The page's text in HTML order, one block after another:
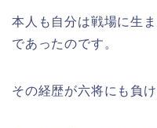
本人も自分は戦場に生
であったのです。
その経歴が六将にも負